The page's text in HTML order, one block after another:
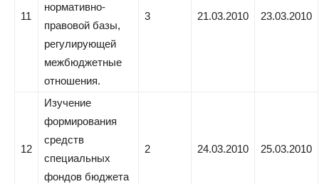
11
нормативно-
правовой базы,
регулирующей
межбюджетные
отношения.
3 21.03.2010 23.03.2010
12
Изучение
формирования
средств
специальных
фондов бюджета
2 24.03.2010 25.03.2010